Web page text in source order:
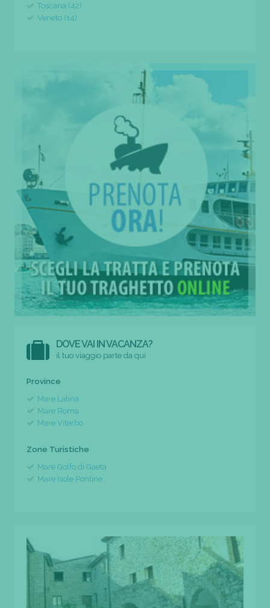
Toscana (42)
Veneto (14)
DOVE VAI IN VACANZA?
il tuo viaggio parte da qui
Province
Mare Latina
Mare Roma
Mare Viterbo
Zone Turistiche
Mare Golfo di Gaeta
Mare Isole Pontine